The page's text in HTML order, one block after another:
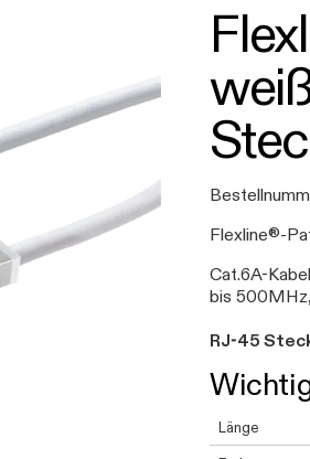
Flexline®-
Cat.6A-
bis
RJ-45
Länge